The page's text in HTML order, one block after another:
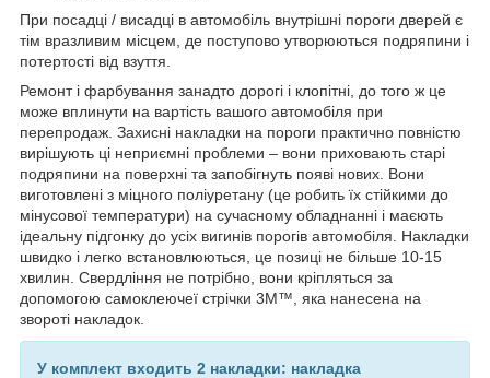
При посадці / висадці в автомобіль внутрішні пороги дверей є
тім вразливим місцем, де поступово утворюються подряпини і
потертості від взуття.
Ремонт і фарбування занадто дорогі і клопітні, до того ж це
може вплинути на вартість вашого автомобіля при
перепродаж. Захисні накладки на пороги практично повністю
вирішують ці неприємні проблеми – вони приховають старі
подряпини на поверхні та запобігнуть появі нових. Вони
виготовлені з міцного поліуретану (це робить їх стійкими до
мінусової температури) на сучасному обладнанні і маєють
ідеальну підгонку до усіх вигинів порогів автомобіля. Накладки
швидко і легко встановлюються, це позиці не більше 10-15
хвилин. Свердління не потрібно, вони кріпляться за
допомогою самоклеючеї стрічки 3M™, яка нанесена на
звороті накладок.
У комплект входить 2 накладки: накладка